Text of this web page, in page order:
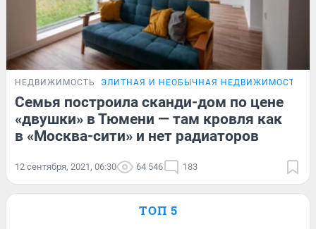
НЕДВИЖИМОСТЬ ЭЛИТНАЯ И НЕОБЫЧНАЯ НЕДВИЖИМОСТЬ
Семья построила сканди-дом по цене
«двушки» в Тюмени — там кровля как
в «Москва-сити» и нет радиаторов
12 сентября, 2021, 06:30 64 546 183
ТОП 5